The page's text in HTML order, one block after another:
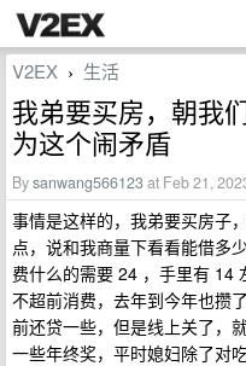
V2EX › 生活
我弟要买房，朝我
为这个闹矛盾
Bysanwang566123at Feb 21,
事情是这样的，我弟要买房子
点，说和我商量下看看能借多
费什么的需要 24 ，手里有 14
不超前消费，去年到今年也攒
前还贷一些，但是线上关了，
一些年终奖，平时媳妇除了对